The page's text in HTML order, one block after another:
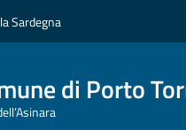
Sardegna
di Porto